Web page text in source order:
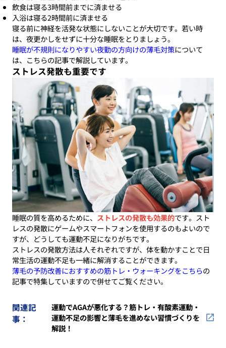
飲食は寝る3時間前までに済ませる
入浴は寝る2時間前に済ませる
寝る前に神経を活発な状態にしないことが大切です。若い時
は、夜更かしをせずに十分な睡眠をとりましょう。
睡眠が不規則になりやすい夜勤の方向けの薄毛対策について
は、こちらの記事で解説しています。
ストレス発散も重要です
睡眠の質を高めるために、 ストレスの発散も効果的です。スト
レスの発散にゲームやスマートフォンを使用するのもよいので
すが、どうしても運動不足になりがちです。
ストレスの発散方法は人それぞれですが、体を動かすことで日
常生活の運動不足も一緒に解消することができます。
薄毛の予防改善におすすめの筋トレ・ウォーキングをこちらの
記事で特集していますので併せてご覧ください。
関連記
事：
運動でAGAが悪化する？筋トレ・有酸素運動・
運動不足の影響と薄毛を進めない習慣づくりを
解説！